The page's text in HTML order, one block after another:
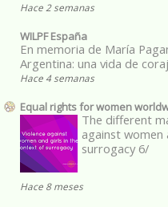
Hace 2 semanas
WILPF España
En memoria de María
Argentina: una vida de
Hace 4 semanas
Equal rights for women
The different
against
surrogacy 6/
Hace 8 meses